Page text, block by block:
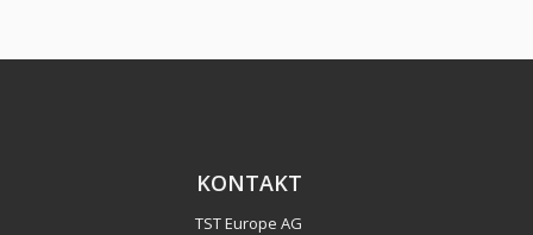
KONTAKT
TST Europe AG